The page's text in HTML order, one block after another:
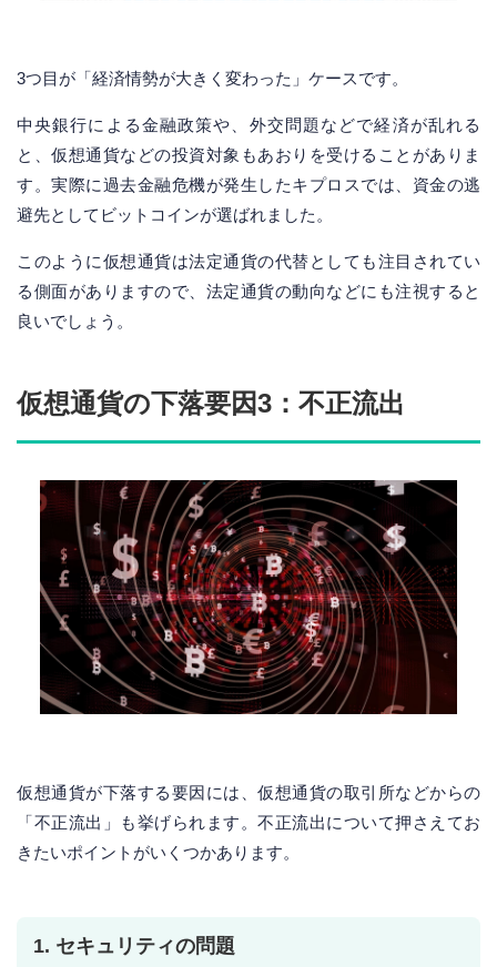
3つ目が「経済情勢が大きく変わった」ケースです。
中央銀行による金融政策や、外交問題などで経済が乱れる
と、仮想通貨などの投資対象もあおりを受けることがありま
す。実際に過去金融危機が発生したキプロスでは、資金の逃
避先としてビットコインが選ばれました。
このように仮想通貨は法定通貨の代替としても注目されてい
る側面がありますので、法定通貨の動向などにも注視すると
良いでしょう。
仮想通貨の下落要因3：不正流出
仮想通貨が下落する要因には、仮想通貨の取引所などからの
「不正流出」も挙げられます。不正流出について押さえてお
きたいポイントがいくつかあります。
1. セキュリティの問題